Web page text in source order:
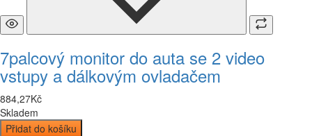
7palcový monitor do auta se 2 video
vstupy a dálkovým ovladačem
884,27Kč
Skladem
Přidat do košíku